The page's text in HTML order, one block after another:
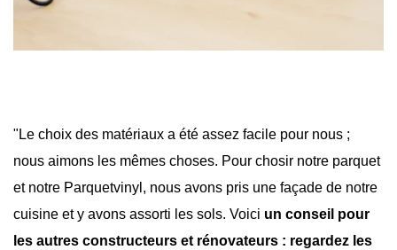
"Le choix des matériaux a été assez facile pour nous ;
nous aimons les mêmes choses. Pour chosir notre parquet
et notre Parquetvinyl, nous avons pris une façade de notre
cuisine et y avons assorti les sols. Voici un conseil pour
les autres constructeurs et rénovateurs : regardez les